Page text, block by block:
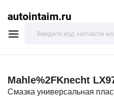
autointaim.ru
Mahle%2FKnecht
Смазка универсальная